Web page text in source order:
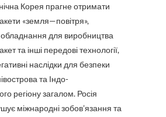
Корея прагне отримати
«земля—повітря»,
обладнання для виробництва
та інші передові технології,
наслідки для безпеки
та Індо-
регіону загалом. Росія
міжнародні зобов’язання та